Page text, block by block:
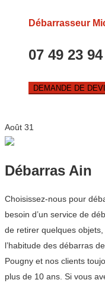
Débarrasseur
07 49 23
DEMANDE DE
Août 31
Débarras Ain
Choisissez-nous pour
besoin d’un service de
de retirer quelques
l’habitude des débarras
Pougny et nos clients
plus de 10 ans. Si vous